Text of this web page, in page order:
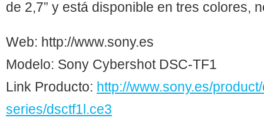
de 2,7” y está disponible en tres colores,
Web: http://www.sony.es
Modelo: Sony Cybershot DSC-TF1
Link Producto: http://www.sony.es/
series/dsctf1l.ce3